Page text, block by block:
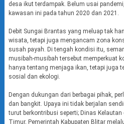
desa ikut terdampak. Belum usai
kawasan ini pada tahun 2020 dan 2021.
Debit Sungai Brantas yang meluap tak
wisata, tetapi juga mengancam zona
susah payah. Di tengah kondisi itu,
musibah-musibah tersebut memperkuat
hanya tentang menjaga ikan, tetapi juga
sosial dan ekologi.
Dengan dukungan dari berbagai pihak,
dan bangkit. Upaya ini tidak berjalan
turut berkontribusi seperti; Dinas
Timur, Pemerintah Kabupaten Blitar